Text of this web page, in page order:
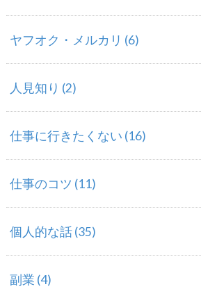
ヤフオク・メルカリ (6)
人見知り (2)
仕事に行きたくない (16)
仕事のコツ (11)
個人的な話(35)
副業 (4)